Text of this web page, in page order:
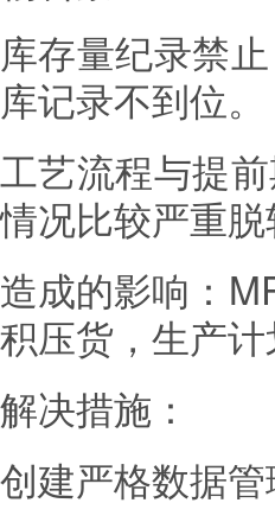
库存量纪录禁
库记录不到位。
工艺流程与提
情况比较严重脱
造成的影响：
积压货，生产
解决措施：
创建严格数据